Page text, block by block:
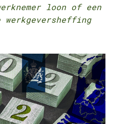
loon of een